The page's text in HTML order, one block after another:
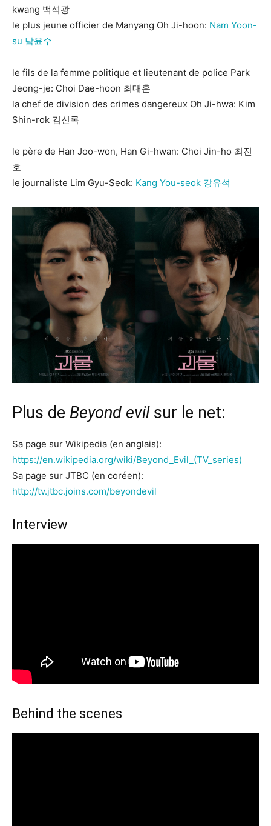
kwang 백석광
le plus jeune officier de Manyang Oh Ji-hoon: Nam Yoon-
su 남윤수
le fils de la femme politique et lieutenant de police Park
Jeong-je: Choi Dae-hoon 최대훈
la chef de division des crimes dangereux Oh Ji-hwa: Kim
Shin-rok 김신록
le père de Han Joo-won, Han Gi-hwan: Choi Jin-ho 최진
호
le journaliste Lim Gyu-Seok: Kang You-seok 강유석
Plus de Beyond evilsur le net:
Sa page sur Wikipedia (en anglais):
https://en.wikipedia.org/wiki/Beyond_Evil_(TV_series)
Sa page sur JTBC (en coréen):
http://tv.jtbc.joins.com/beyondevil
Interview
Behind the scenes